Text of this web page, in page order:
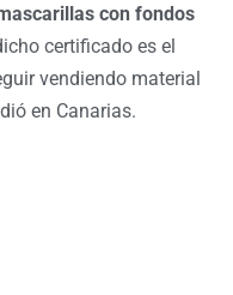
con fondos
certificado es el
vendiendo material
en Canarias.